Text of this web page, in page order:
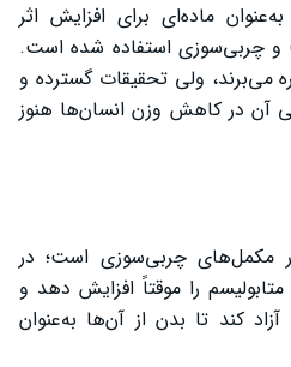
ماده‌ای برای افزایش اثر
و چربی‌سوزی استفاده شده است.
می‌برند، ولی تحقیقات گسترده و
آن در کاهش وزن انسان‌ها هنوز
مکمل‌های چربی‌سوزی است؛ در
را موقتاً افزایش دهد و
کند تا بدن از آن‌ها به‌عنوان